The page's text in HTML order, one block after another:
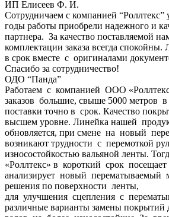
ИП Елисеев Ф. И.
Сотрудничаем с компанией “Роллтекс”
годы работы приобрели надежного и
партнера. За качество поставляемой
комплектации заказа всегда спокойны.
в срок вместе с оригиналами
Спасибо за сотрудничество!
ОДО “Панда”
Работаем с компанией ООО
заказов большие, свыше 5000 метров
поставки точно в срок. Качество
высшем уровне. Линейка нашей
обновляется, при смене на новый
возникают трудности с перемоткой
износостойкостью вальяной ленты.
«Роллтекс» в короткий срок
анализирует новый перематываемый
решения по поверхности ленты,
для улучшения сцепления с
различные варианты замены покрытий